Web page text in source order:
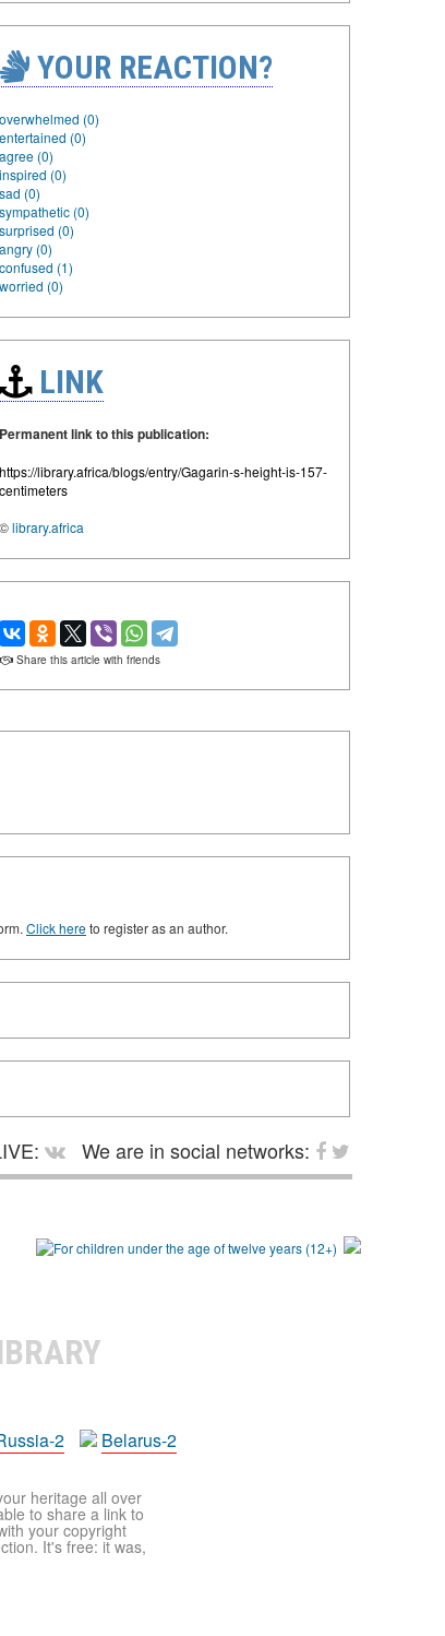
YOUR REACTION?
overwhelmed (0)
entertained (0)
agree (0)
inspired (0)
sad (0)
sympathetic (0)
surprised (0)
angry (0)
confused (1)
worried (0)
LINK
Permanent link to this publication:
https://library.africa/blogs/entry/Gagarin-s-height-is-157-
centimeters
©library.africa
Share this article with friends
Click hereto register as an author.
We are in social networks:
2 Belarus-2
heritage all over
to share a link to
your copyright
It's free: it was,